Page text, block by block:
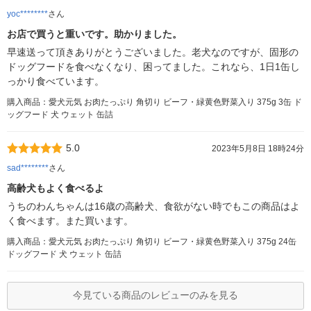
yoc********さん
お店で買うと重いです。助かりました。
早速送って頂きありがとうございました。老犬なのですが、固形の
ドッグフードを食べなくなり、困ってました。これなら、1日1缶し
っかり食べています。
購入商品：愛犬元気 お肉たっぷり 角切り ビーフ・緑黄色野菜入り 375g 3缶 ド
ッグフード 犬 ウェット 缶詰
5.0
2023年5月8日 18時24分
sad********さん
高齢犬もよく食べるよ
うちのわんちゃんは16歳の高齢犬、食欲がない時でもこの商品はよ
く食べます。また買います。
購入商品：愛犬元気 お肉たっぷり 角切り ビーフ・緑黄色野菜入り 375g 24缶
ドッグフード 犬 ウェット 缶詰
今見ている商品のレビューのみを見る